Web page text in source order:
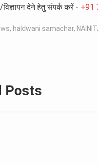
देने हेतु संपर्क करें - +91
, haldwani samachar,
Posts